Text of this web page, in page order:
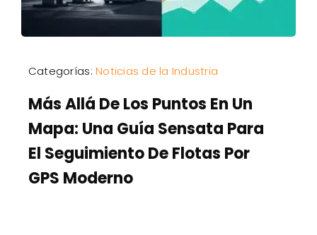
Categorías:Noticias de la Industria
Más Allá De Los Puntos En Un
Mapa: Una Guía Sensata Para
El Seguimiento De Flotas Por
GPS Moderno